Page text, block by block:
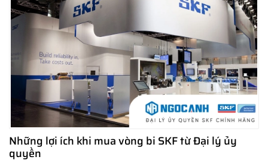
Những lợi ích khi mua vòng bi SKF từ Đại lý ủy
quyền